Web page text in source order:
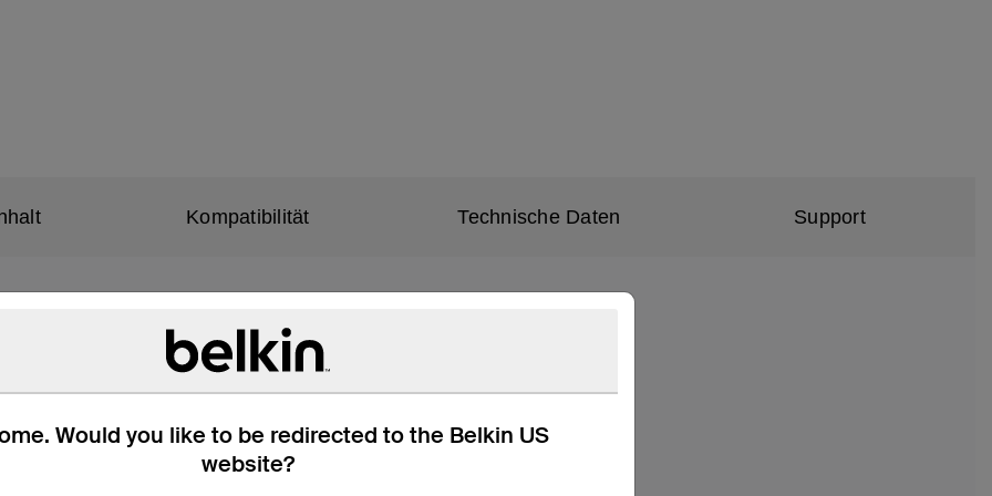
Would you like to be redirected to the Belkin US
website?
Kompatibilität Technische Daten Support
Scrollen und Navigieren mit vertrauten Funktionen
bzw. Schließen aktiviert
fungiert
Pencil (Apple Pencil nicht enthalten)